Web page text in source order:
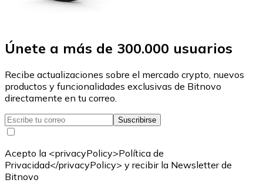
Únete a más de 300.000 usuarios
Recibe actualizaciones sobre el mercado crypto, nuevos
productos y funcionalidades exclusivas de Bitnovo
directamente en tu correo.
Suscribirse
Acepto la <privacyPolicy>Política de
Privacidad</privacyPolicy> y recibir la Newsletter de
Bitnovo